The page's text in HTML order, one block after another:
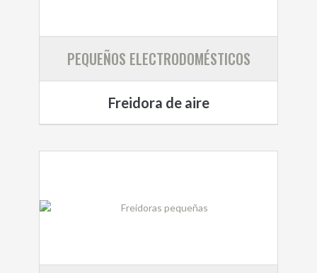
PEQUEÑOS ELECTRODOMÉSTICOS
Freidora de aire